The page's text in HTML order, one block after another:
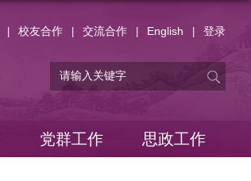
校友合作 交流合作 English 登录
党群工作 思政工作